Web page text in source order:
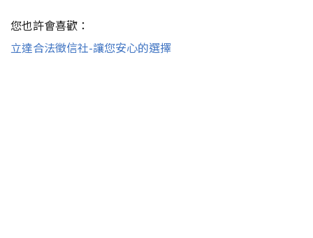
您也許會喜歡：
立達合法徵信社-讓您安心的選擇